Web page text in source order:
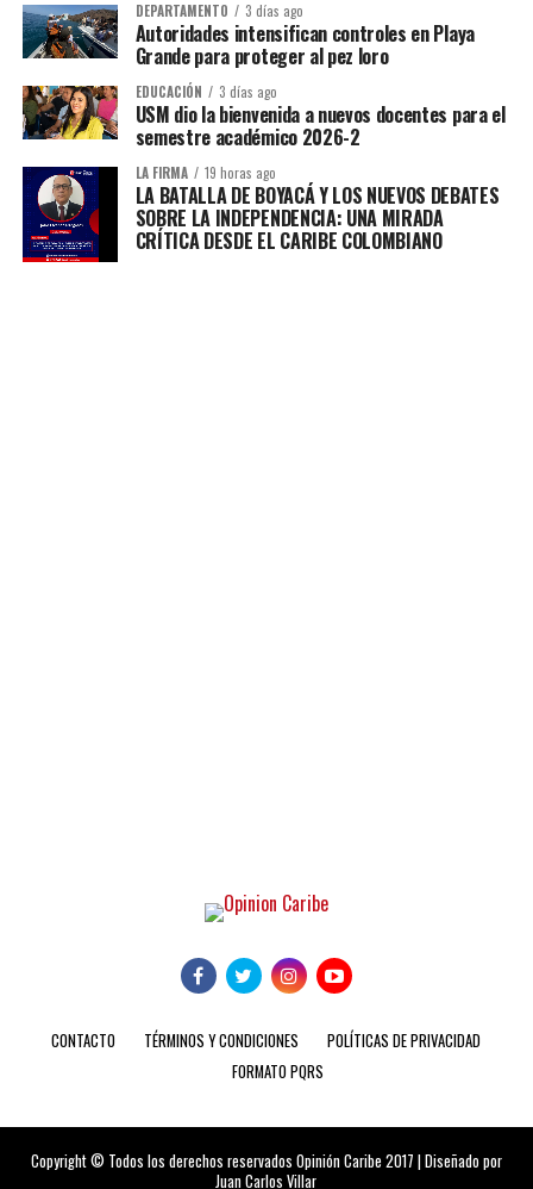
DEPARTAMENTO 3 días ago
Autoridades intensifican controles en Playa
Grande para proteger al pez loro
EDUCACIÓN 3 días ago
USM dio la bienvenida a nuevos docentes para el
semestre académico 2026-2
LA FIRMA 19 horas ago
LA BATALLA DE BOYACÁ Y LOS NUEVOS DEBATES
SOBRE LA INDEPENDENCIA: UNA MIRADA
CRÍTICA DESDE EL CARIBE COLOMBIANO
CONTACTO TÉRMINOS Y CONDICIONES
POLÍTICAS DE PRIVACIDAD
FORMATO PQRS
Copyright © Todos los derechos reservados Opinión Caribe 2017 | Diseñado por
Juan Carlos Villar